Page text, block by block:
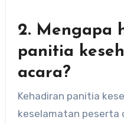
2. Mengapa
panitia
acara?
Kehadiran panitia
keselamatan peserta